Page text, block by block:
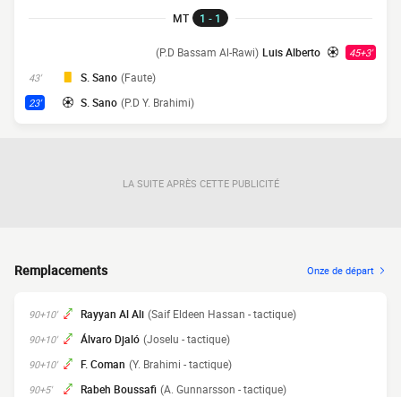
MT 1 - 1
45+3'
Luis Alberto
(P.D Bassam Al-Rawi)
43' S. Sano (Faute)
23' S. Sano (P.D Y. Brahimi)
LA SUITE APRÈS CETTE PUBLICITÉ
Remplacements Onze de départ
90+10' Rayyan Al Ali (Saif Eldeen Hassan - tactique)
90+10' Álvaro Djaló (Joselu - tactique)
90+10' F. Coman (Y. Brahimi - tactique)
90+5' Rabeh Boussafi (A. Gunnarsson - tactique)